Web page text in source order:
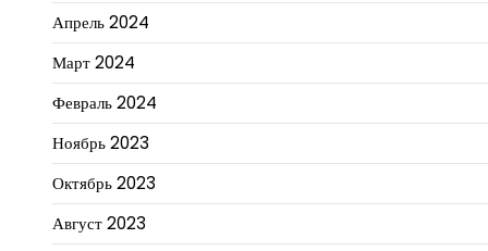
Апрель 2024
Март 2024
Февраль 2024
Ноябрь 2023
Октябрь 2023
Август 2023